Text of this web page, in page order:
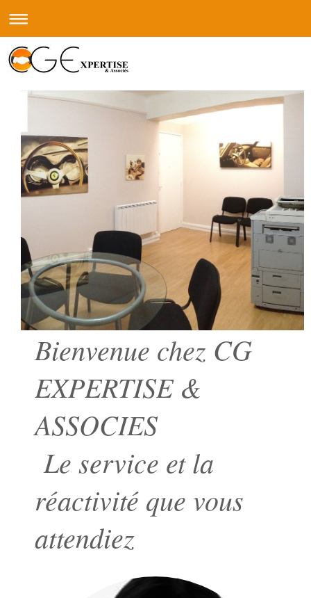
Bienvenue chez CG
EXPERTISE &
ASSOCIES
Le service et la
réactivité que vous
attendiez